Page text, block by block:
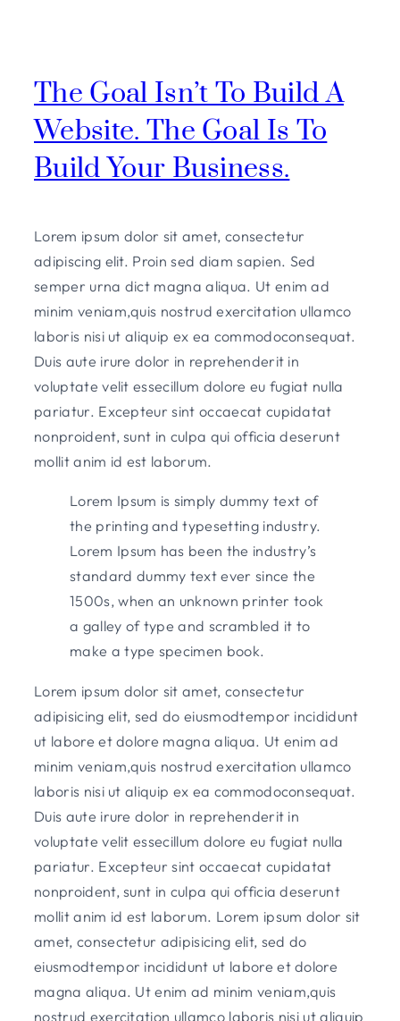
The Goal Isn’t To Build A
Website. The Goal Is To
Build Your Business.
Lorem ipsum dolor sit amet, consectetur
adipiscing elit. Proin sed diam sapien. Sed
semper urna dict magna aliqua. Ut enim ad
minim veniam,quis nostrud exercitation ullamco
laboris nisi ut aliquip ex ea commodoconsequat.
Duis aute irure dolor in reprehenderit in
voluptate velit essecillum dolore eu fugiat nulla
pariatur. Excepteur sint occaecat cupidatat
nonproident, sunt in culpa qui officia deserunt
mollit anim id est laborum.
Lorem Ipsum is simply dummy text of
the printing and typesetting industry.
Lorem Ipsum has been the industry’s
standard dummy text ever since the
1500s, when an unknown printer took
a galley of type and scrambled it to
make a type specimen book.
Lorem ipsum dolor sit amet, consectetur
adipisicing elit, sed do eiusmodtempor incididunt
ut labore et dolore magna aliqua. Ut enim ad
minim veniam,quis nostrud exercitation ullamco
laboris nisi ut aliquip ex ea commodoconsequat.
Duis aute irure dolor in reprehenderit in
voluptate velit essecillum dolore eu fugiat nulla
pariatur. Excepteur sint occaecat cupidatat
nonproident, sunt in culpa qui officia deserunt
mollit anim id est laborum. Lorem ipsum dolor sit
amet, consectetur adipisicing elit, sed do
eiusmodtempor incididunt ut labore et dolore
magna aliqua. Ut enim ad minim veniam,quis
nostrud exercitation ullamco laboris nisi ut aliquip